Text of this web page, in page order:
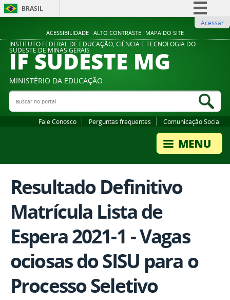
ACESSIBILIDADE ALTO CONTRASTE MAPA DO SITE
BRASIL
Comunica BR
Participe
Legislação
Acessar
INSTITUTO FEDERAL DE EDUCAÇÃO, CIÊNCIA E TECNOLOGIA DO
SUDESTE DE MINAS GERAIS
IF SUDESTE MG
MINISTÉRIO DA EDUCAÇÃO
Buscar no portal
Fale Conosco Perguntas frequentes Comunicação Social
Resultado Definitivo
Matrícula Lista de
Espera 2021-1 - Vagas
ociosas do SISU para o
Processo Seletivo